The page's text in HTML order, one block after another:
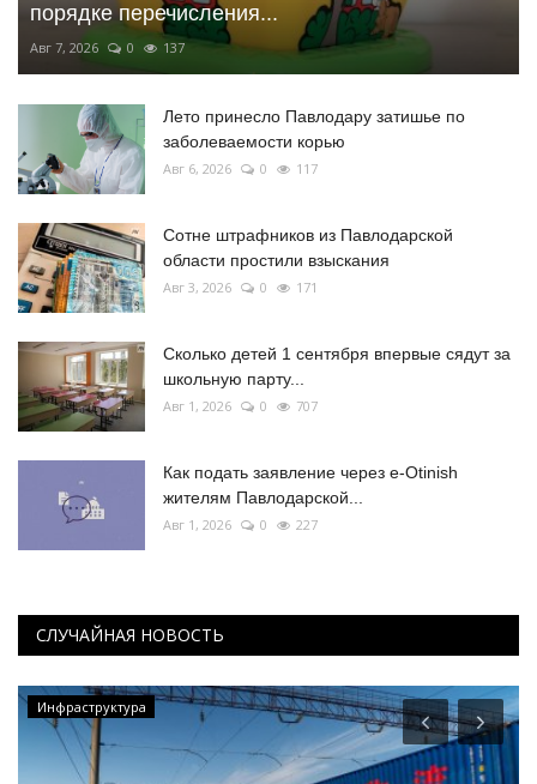
порядке перечисления...
Авг 7, 2026 0 137
Лето принесло Павлодару затишье по
заболеваемости корью
Авг 6, 2026 0 117
Сотне штрафников из Павлодарской
области простили взыскания
Авг 3, 2026 0 171
Сколько детей 1 сентября впервые сядут за
школьную парту...
Авг 1, 2026 0 707
Как подать заявление через e-Otinish
жителям Павлодарской...
Авг 1, 2026 0 227
СЛУЧАЙНАЯ НОВОСТЬ
Инфраструктура